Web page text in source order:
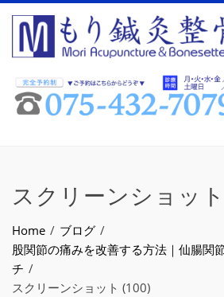
スクリーンショッ
Home
ブログ
股関節の痛みを改善する方法｜仙腸関
チ
スクリーンショット (100)